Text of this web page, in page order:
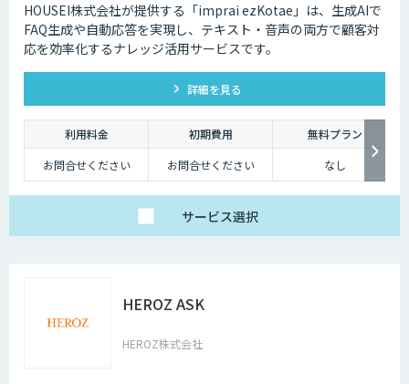
HOUSEI株式会社が提供する「imprai ezKotae」は、生成AIで
FAQ生成や自動応答を実現し、テキスト・音声の両方で顧客対
応を効率化するナレッジ活用サービスです。
詳細を見る
利用料金 初期費用
無料プラン
お問合せください
お問合せください なし
サービス選択
HEROZ ASK
HEROZ株式会社